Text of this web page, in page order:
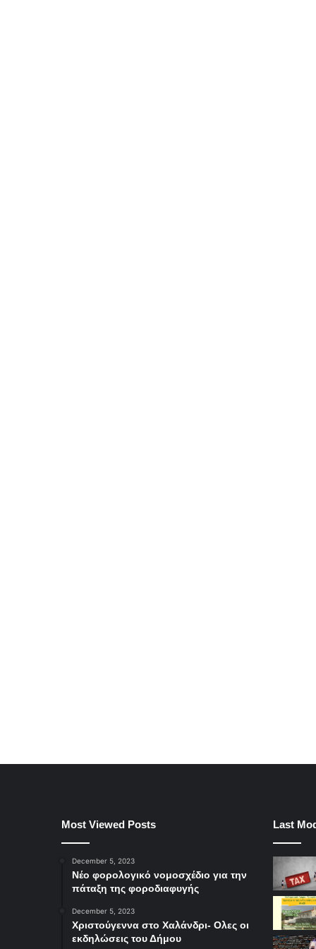
Most Viewed Posts
December 5, 2023
Νέο φορολογικό νομοσχέδιο για την
πάταξη της φοροδιαφυγής
December 5, 2023
Χριστούγεννα στο Χαλάνδρι- Ολες οι
εκδηλώσεις του Δήμου
Last